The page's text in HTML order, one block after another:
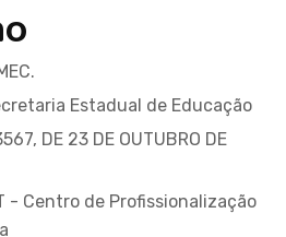
Estadual de Educação
DE 23 DE OUTUBRO DE
- Centro de Profissionalização